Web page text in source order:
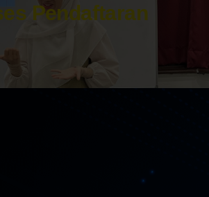
Pendaftaran